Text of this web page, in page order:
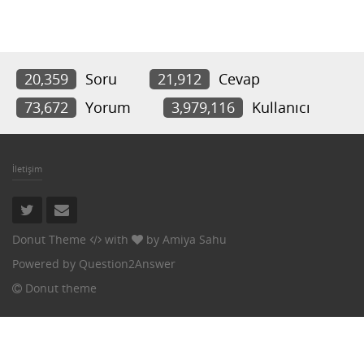
20,359 Soru 21,912
Cevap
73,672
Yorum 3,979,116 Kullanıcı
İletişim
Donut Theme with by Amiya Sahu
Powered by Question2Answer
Donut theme